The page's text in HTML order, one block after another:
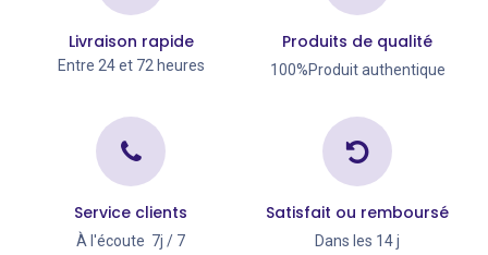
Livraison rapide
Entre 24 et 72 heures
Produits de qualité
100%Produit authentique
Service clients
À l'écoute 7j / 7
Satisfait ou remboursé
Dans les 14 j